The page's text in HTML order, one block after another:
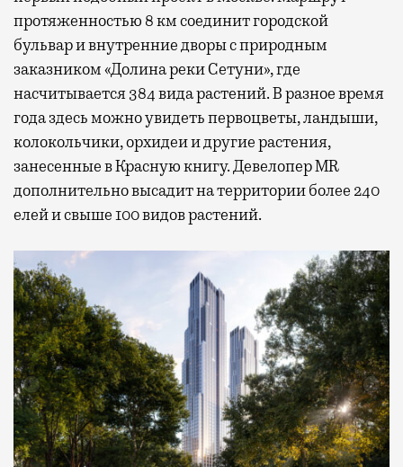
протяженностью 8 км соединит городской
бульвар и внутренние дворы с природным
заказником «Долина реки Сетуни», где
насчитывается 384 вида растений. В разное время
года здесь можно увидеть первоцветы, ландыши,
колокольчики, орхидеи и другие растения,
занесенные в Красную книгу. Девелопер MR
дополнительно высадит на территории более 240
елей и свыше 100 видов растений.